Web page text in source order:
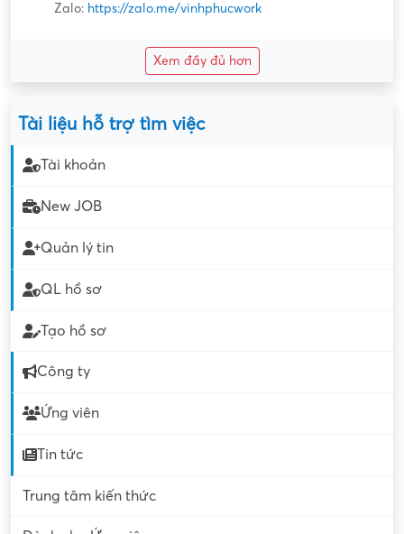
Zalo: https://zalo.me/vinhphucwork
Xem đầy đủ hơn
Tài liệu hỗ trợ tìm việc
Tài khoản
New JOB
Quản lý tin
QL hồ sơ
Tạo hồ sơ
Công ty
Ứng viên
Tin tức
Trung tâm kiến thức